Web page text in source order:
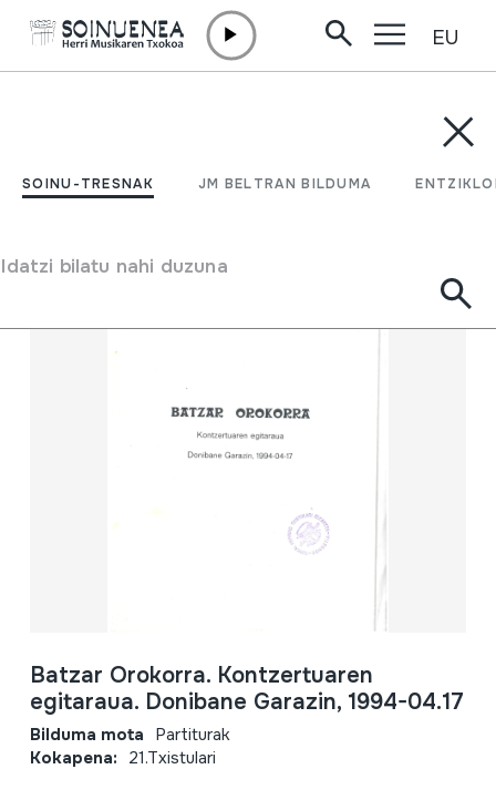
SOINU-TRESNAK JM BELTRAN BILDUMA
Idatzi bilatu nahi duzuna
EU
Filtratu
Batzar Orokorra. Kontzertuaren
egitaraua. Donibane Garazin, 1994-04.17
Bilduma mota Partiturak
Kokapena: 21.Txistulari